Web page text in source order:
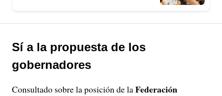
Sí a la propuesta de los
gobernadores
Consultado sobre la posición de laFederación